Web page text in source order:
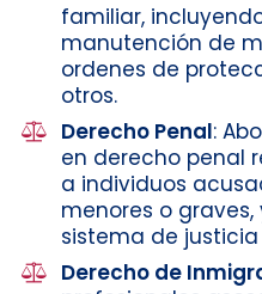
familiar,
manutención de
ordenes de
otros.
Derecho Penal:
en derecho penal
a individuos
menores o
sistema de
Derecho de